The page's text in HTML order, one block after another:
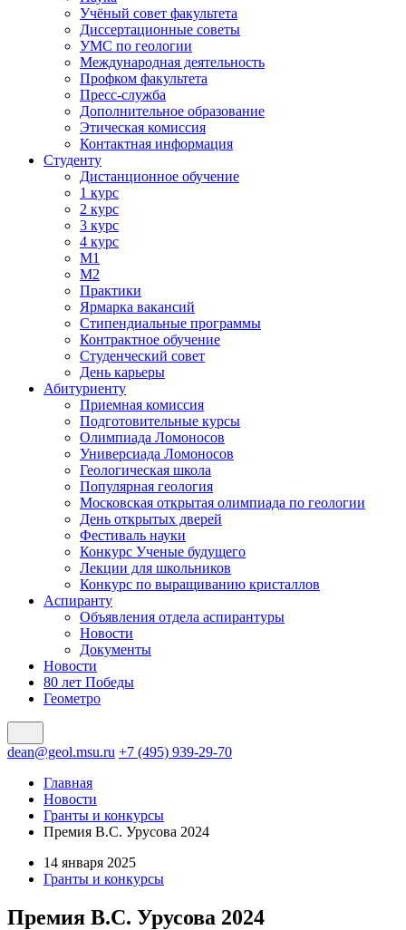
Учёный совет факультета
Диссертационные советы
УМС по геологии
Международная деятельность
Профком факультета
Пресс-служба
Дополнительное образование
Этическая комиссия
Контактная информация
Студенту
Дистанционное обучение
1 курс
2 курс
3 курс
4 курс
М1
М2
Практики
Ярмарка вакансий
Стипендиальные программы
Контрактное обучение
Студенческий совет
День карьеры
Абитуриенту
Приемная комиссия
Подготовительные курсы
Олимпиада Ломоносов
Универсиада Ломоносов
Геологическая школа
Популярная геология
Московская открытая олимпиада по геологии
День открытых дверей
Фестиваль науки
Конкурс Ученые будущего
Лекции для школьников
Конкурс по выращиванию кристаллов
Аспиранту
Объявления отдела аспирантуры
Новости
Документы
Новости
80 лет Победы
Геометро
dean@geol.msu.ru +7 (495) 939-29-70
Главная
Новости
Гранты и конкурсы
Премия В.С. Урусова 2024
14 января 2025
Гранты и конкурсы
Премия В.С. Урусова 2024